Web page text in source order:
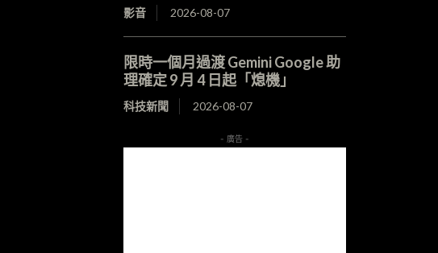
影音 2026-08-07
限時一個月過渡 Gemini Google 助
理確定 9 月 4 日起「熄機」
科技新聞 2026-08-07
- 廣告 -